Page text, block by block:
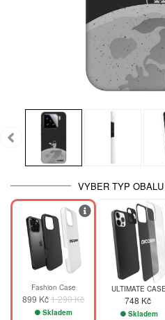
VYBER TYP
-30%
Fashion Case
899 Kč1 290 Kč
Skladem
ULTIMATE CASE
748 Kč
Skladem